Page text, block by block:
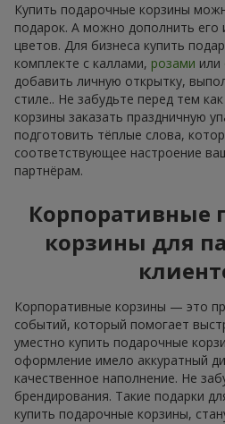
Купить подарочные корзины
подарок. А можно дополнить его
цветов. Для бизнеса купить
комплекте с каллами, розами или
добавить личную открытку,
стиле.. Не забудьте перед тем
корзины заказать праздничную
подготовить тёплые слова,
соответствующее настроение
партнёрам.
Корпоративные
корзины для
Корпоративные корзины — это
событий, который помогает
уместно купить подарочные
оформление имело аккуратный
качественное наполнение. Не
брендирования. Такие подарки
купить подарочные корзины,